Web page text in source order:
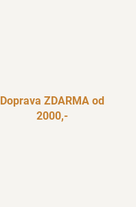
Doprava ZDARMA od
2000,-